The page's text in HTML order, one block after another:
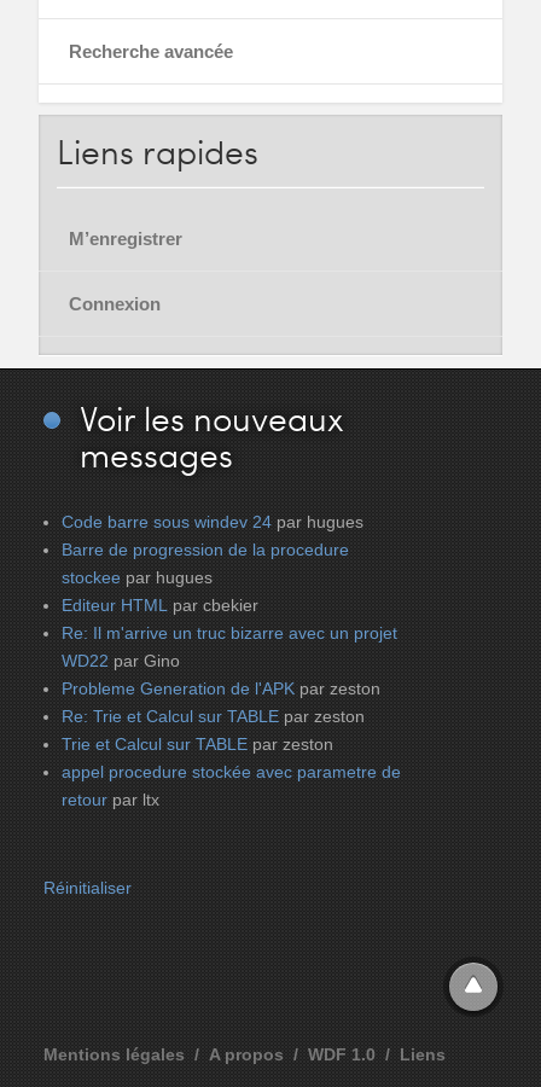
Recherche avancée
Liens rapides
M’enregistrer
Connexion
Voir les nouveaux
messages
Code barre sous windev 24 par hugues
Barre de progression de la procedure
stockee par hugues
Editeur HTML par cbekier
Re: Il m'arrive un truc bizarre avec un projet
WD22 par Gino
Probleme Generation de l'APK par zeston
Re: Trie et Calcul sur TABLE par zeston
Trie et Calcul sur TABLE par zeston
appel procedure stockée avec parametre de
retour par ltx
Réinitialiser
Mentions légales A propos WDF 1.0 Liens